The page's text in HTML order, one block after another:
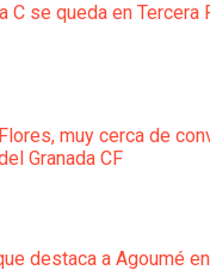
C se queda en Tercera
muy cerca de
Granada CF
destaca a Agoumé